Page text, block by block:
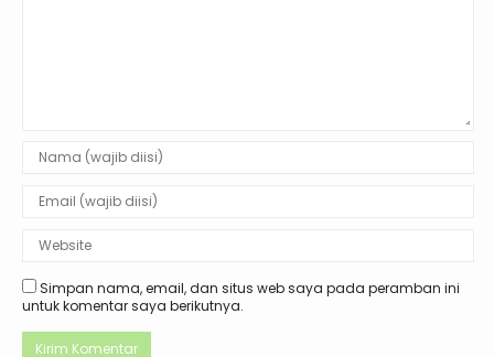
Simpan nama, email, dan situs web saya pada peramban ini
untuk komentar saya berikutnya.